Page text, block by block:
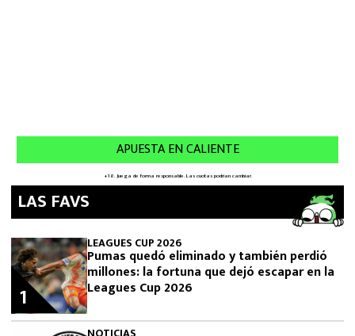
LAS FAVS
LEAGUES CUP 2026
Pumas quedó eliminado y también perdió
millones: la fortuna que dejó escapar en la
Leagues Cup 2026
1